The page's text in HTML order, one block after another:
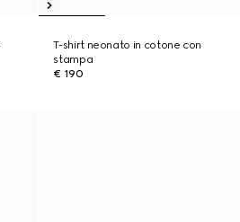
T-shirt neonato in cotone con
stampa
€ 190